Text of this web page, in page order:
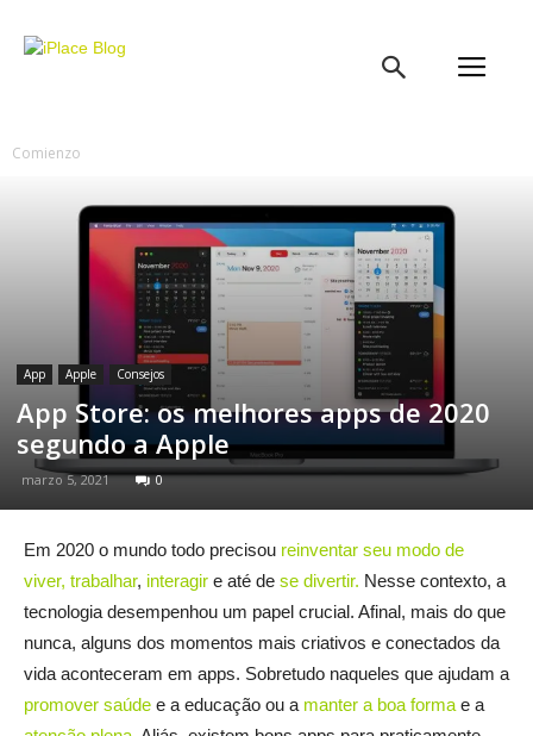
Comienzo
App Apple Consejos
App Store: os melhores apps de 2020
segundo a Apple
marzo 5, 2021 0
Em 2020 o mundo todo precisou reinventar seu modo de
viver, trabalhar, interagir e até de se divertir. Nesse contexto, a
tecnologia desempenhou um papel crucial. Afinal, mais do que
nunca, alguns dos momentos mais criativos e conectados da
vida aconteceram em apps. Sobretudo naqueles que ajudam a
promover saúde e a educação ou a manter a boa forma e a